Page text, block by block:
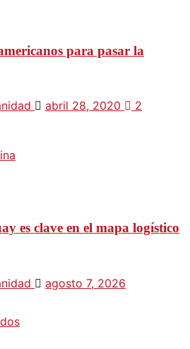
para pasar la
abril 28, 2020 2
es clave en el mapa logístico
agosto 7, 2026